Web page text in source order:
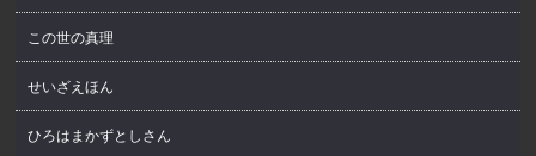
この世の真理
せいざえほん
ひろはまかずとしさん